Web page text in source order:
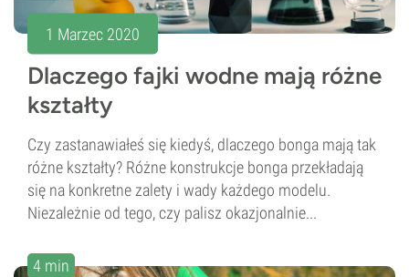
1 Marzec 2020
Dlaczego fajki wodne mają różne
kształty
Czy zastanawiałeś się kiedyś, dlaczego bonga mają tak
różne kształty? Różne konstrukcje bonga przekładają
się na konkretne zalety i wady każdego modelu.
Niezależnie od tego, czy palisz okazjonalnie...
4 min